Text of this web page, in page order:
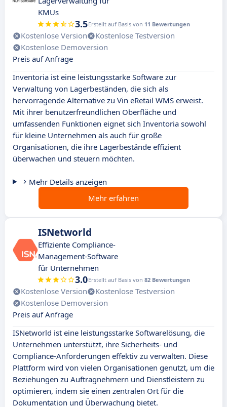
KMUs
3.5Erstellt auf Basis von 11 Bewertungen
Kostenlose Version
Kostenlose Testversion
Kostenlose Demoversion
Preis auf Anfrage
Inventoria ist eine leistungsstarke Software zur
Verwaltung von Lagerbeständen, die sich als
hervorragende Alternative zu Vin eRetail WMS erweist.
Mit ihrer benutzerfreundlichen Oberfläche und
umfassenden Funktionen eignet sich Inventoria sowohl
für kleine Unternehmen als auch für große
Organisationen, die ihre Lagerbestände effizient
überwachen und steuern möchten.
Mehr Details anzeigen
Mehr erfahren
ISNetworld
Effiziente Compliance-
Management-Software
für Unternehmen
3.0Erstellt auf Basis von 82 Bewertungen
Kostenlose Version
Kostenlose Testversion
Kostenlose Demoversion
Preis auf Anfrage
ISNetworld ist eine leistungsstarke Softwarelösung, die
Unternehmen unterstützt, ihre Sicherheits- und
Compliance-Anforderungen effektiv zu verwalten. Diese
Plattform wird von vielen Organisationen genutzt, um die
Beziehungen zu Auftragnehmern und Dienstleistern zu
optimieren, indem sie einen zentralen Ort für die
Dokumentation und Überwachung bietet.